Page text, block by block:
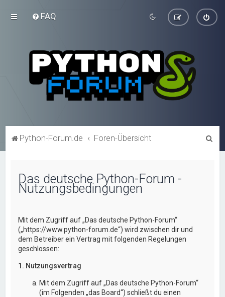
FAQ
Python-Forum.de Foren-Übersicht
Das deutsche Python-Forum -
Nutzungsbedingungen
Mit dem Zugriff auf „Das deutsche Python-Forum“
(„https://www.python-forum.de“) wird zwischen dir und
dem Betreiber ein Vertrag mit folgenden Regelungen
geschlossen:
1. Nutzungsvertrag
Mit dem Zugriff auf „Das deutsche Python-Forum“
(im Folgenden „das Board“) schließt du einen